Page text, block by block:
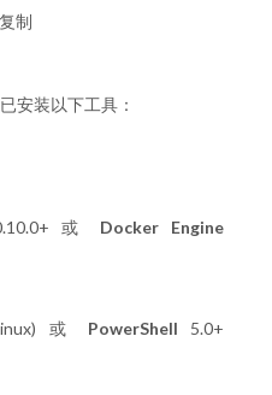
制
安装以下工具：
或 Docker Engine
或 PowerShell 5.0+